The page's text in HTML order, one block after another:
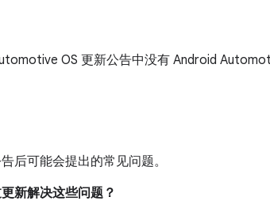
OS 更新公告中没有 Android
后可能会提出的常见问题。
新解决这些问题？